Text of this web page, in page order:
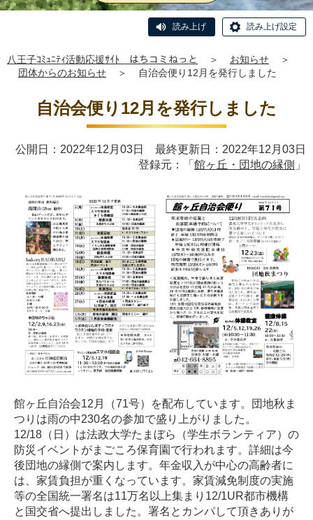
読み上げ 読み上げ設定
八王子ｺﾐｭﾆﾃｨ活動応援ｻｲﾄ はちコミねっと ＞ お知らせ
＞
団体からのお知らせ
＞ 自治会便り12月を発行しました
自治会便り12月を発行しました
公開日：2022年12月03日 最終更新日：2022年12月03日
登録元：「 館ヶ丘・団地の縁側 」
館ヶ丘自治会12月（71号）を配布しています。団地秋ま
つりは雨の中230名の参加で盛り上がりました。
12/18（日）は法政大学たまぼら（学生ボランティア）の
防災イベントがまごころ保育園で行われます。詳細は今
後団地の縁側で案内します。年金収入が中心の高齢者に
は、家賃負担が重くなっています。家賃減免制度の実施
等の全国統一署名は11万名以上集まり12/1UR都市機構
と国交省へ提出しました。署名とカンパして頂きありが